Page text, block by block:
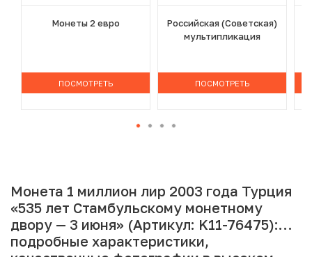
Монеты 2 евро
ПОСМОТРЕТЬ
Российская (Советская)
мультипликация
ПОСМОТРЕТЬ
Монета 1 миллион лир 2003 года Турция
«535 лет Стамбульскому монетному
двору — 3 июня» (Артикул: K11-76475):
подробные характеристики,